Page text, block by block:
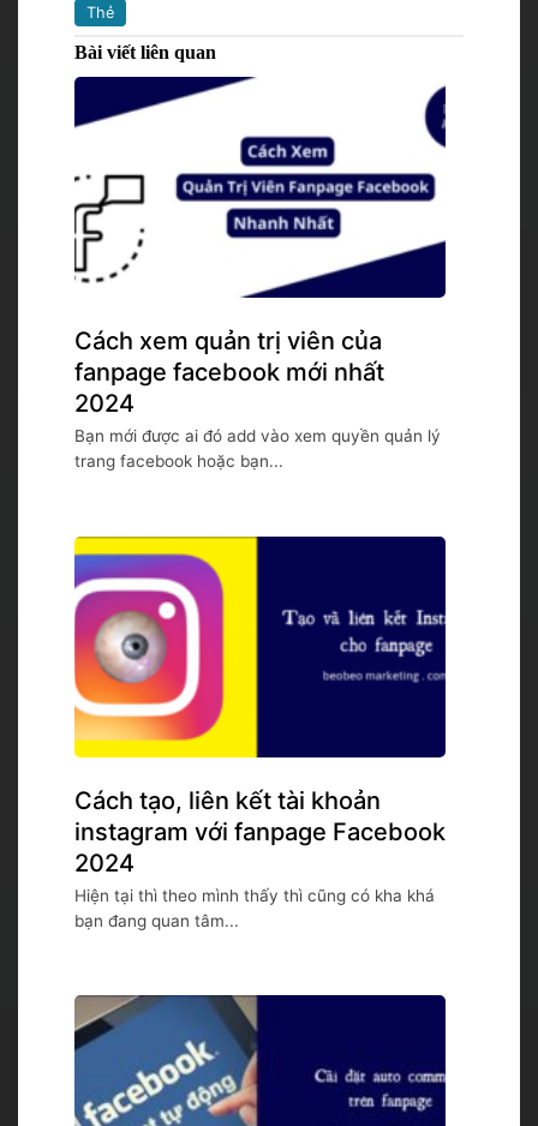
Thẻ
Bài viết liên quan
Cách xem quản trị viên của
fanpage facebook mới nhất
2024
Bạn mới được ai đó add vào xem quyền quản lý
trang facebook hoặc bạn...
Cách tạo, liên kết tài khoản
instagram với fanpage Facebook
2024
Hiện tại thì theo mình thấy thì cũng có kha khá
bạn đang quan tâm...